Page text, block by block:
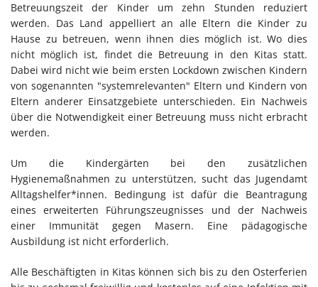
Betreuungszeit der Kinder um zehn Stunden reduziert
werden. Das Land appelliert an alle Eltern die Kinder zu
Hause zu betreuen, wenn ihnen dies möglich ist. Wo dies
nicht möglich ist, findet die Betreuung in den Kitas statt.
Dabei wird nicht wie beim ersten Lockdown zwischen Kindern
von sogenannten "systemrelevanten" Eltern und Kindern von
Eltern anderer Einsatzgebiete unterschieden. Ein Nachweis
über die Notwendigkeit einer Betreuung muss nicht erbracht
werden.
Um die Kindergärten bei den zusätzlichen
Hygienemaßnahmen zu unterstützen, sucht das Jugendamt
Alltagshelfer*innen. Bedingung ist dafür die Beantragung
eines erweiterten Führungszeugnisses und der Nachweis
einer Immunität gegen Masern. Eine pädagogische
Ausbildung ist nicht erforderlich.
Alle Beschäftigten in Kitas können sich bis zu den Osterferien